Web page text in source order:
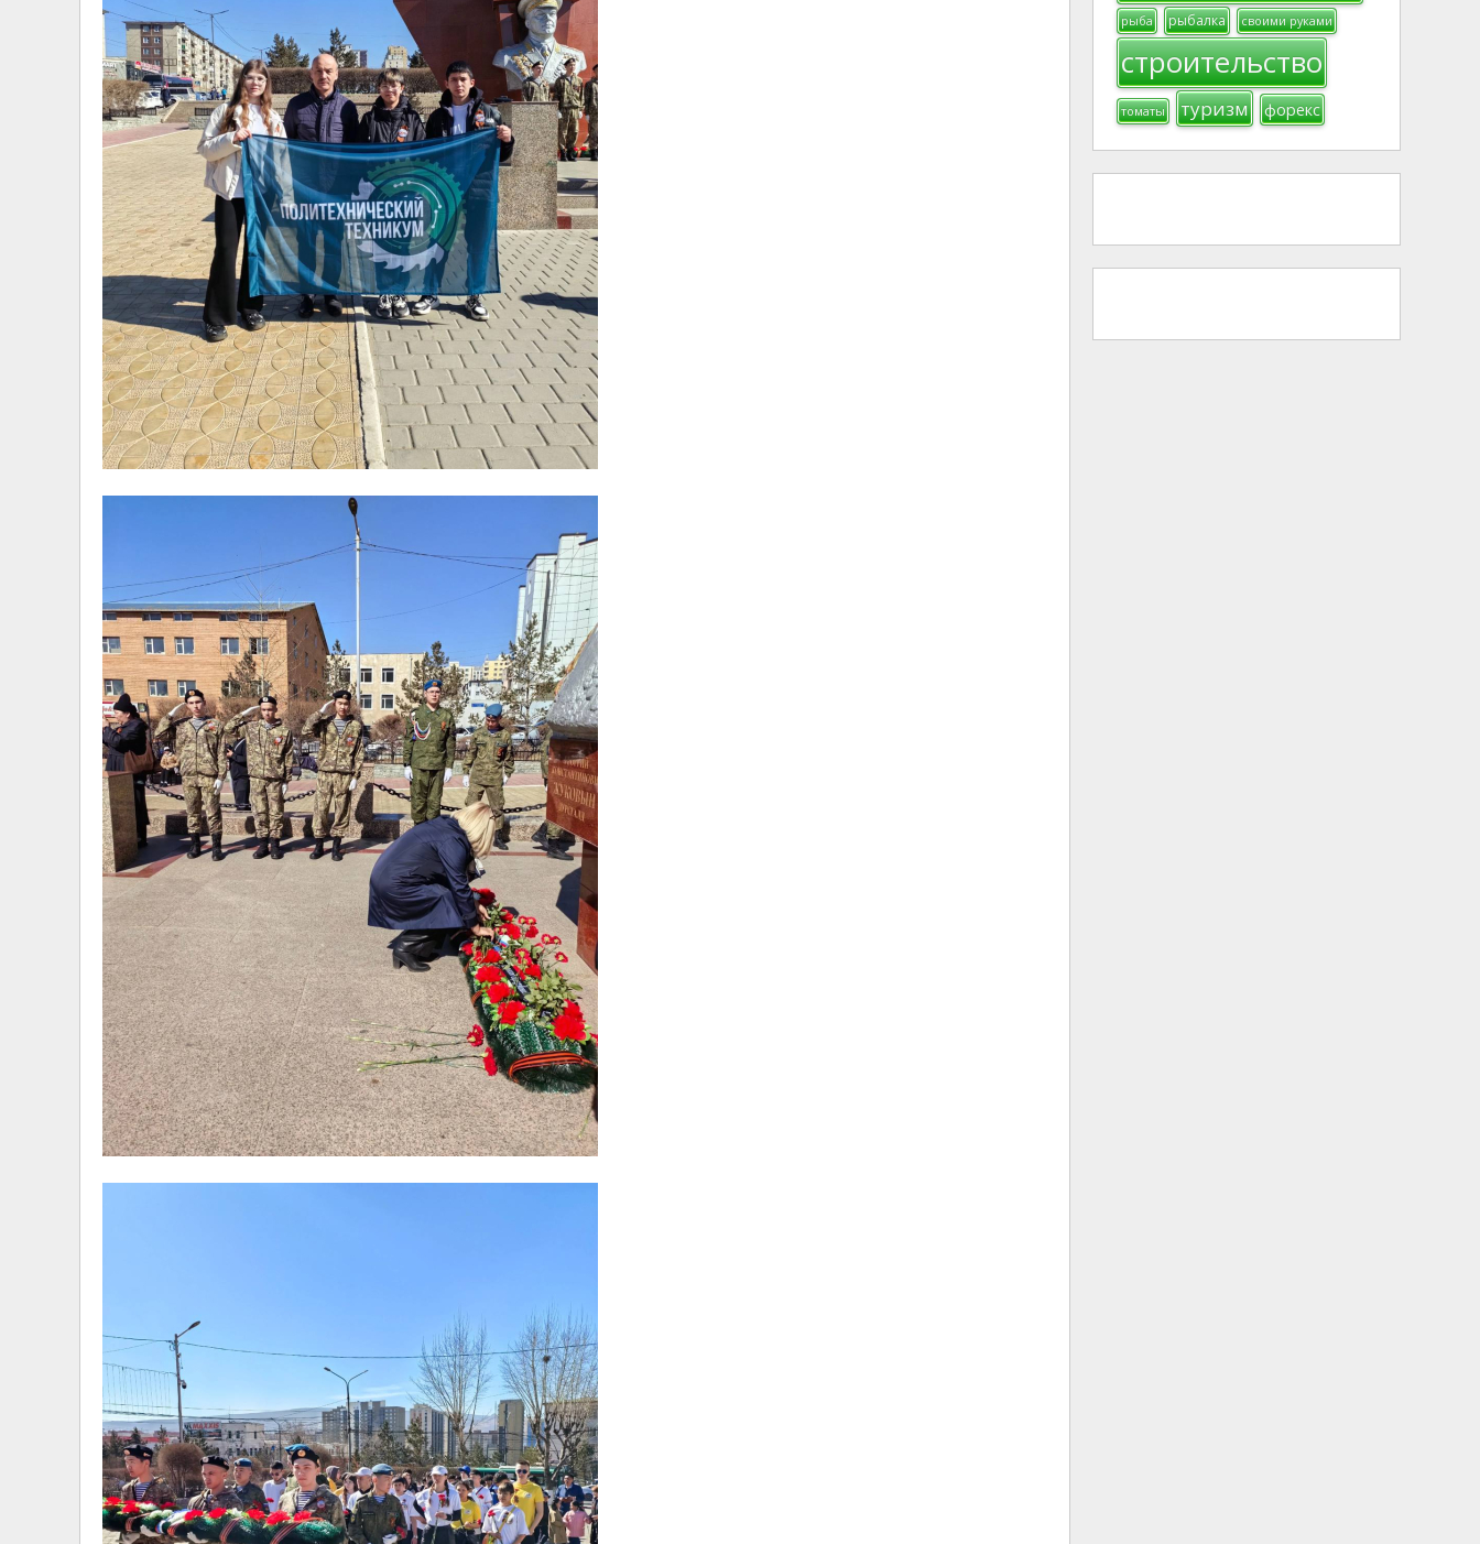
рыба
рыбалка своими руками
строительство
томаты туризм форекс